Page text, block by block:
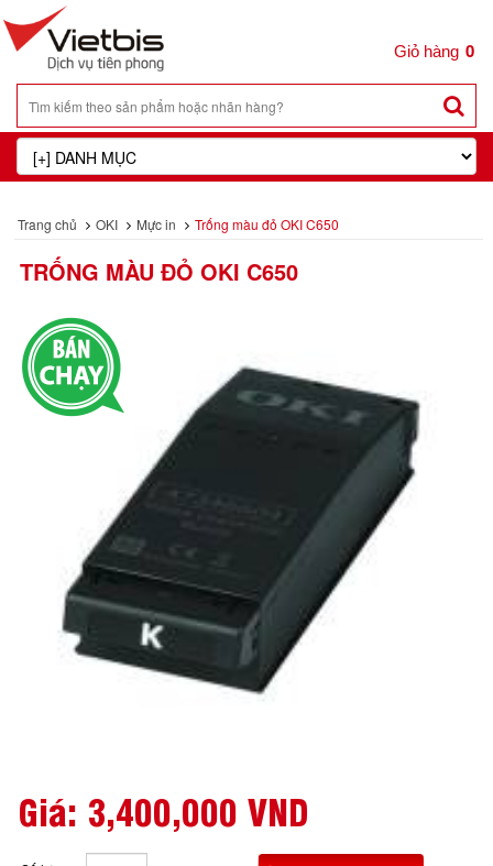
0
Trang chủ OKI Mực in Trống màu đỏ OKI C650
TRỐNG MÀU ĐỎ OKI C650
Giá: 3,400,000 VND